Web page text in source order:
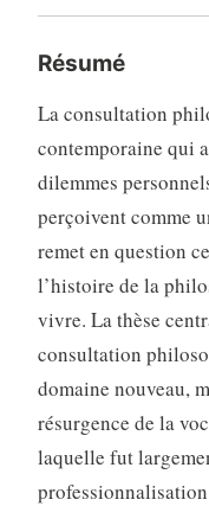
Résumé
La consultation
contemporaine qui
dilemmes
perçoivent comme
remet en question
l’histoire de la
vivre. La thèse
consultation
domaine nouveau,
résurgence de la
laquelle fut